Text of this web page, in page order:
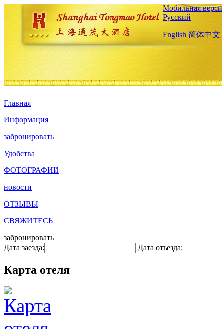
Мобильная
Русский
English 简体中文
Главная
Информация
забронировать
Удобства
ФОТОГРАФИИ
новости
ОТЗЫВЫ
СВЯЖИТЕСЬ
забронировать
Дата заезда:
Дата отъезда:
Карта отеля